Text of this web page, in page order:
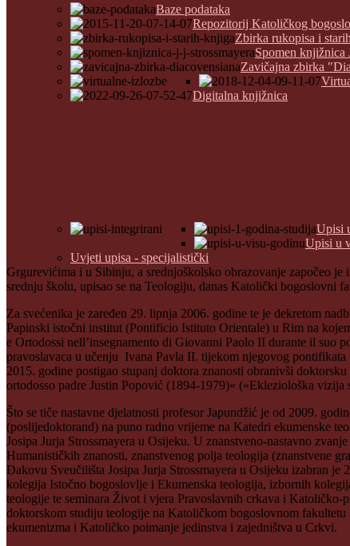
Baze podataka
Repozitorij Katoličkog
Zbirka rukopisa i
Spomen knjižnica
Zavičajna zbirka
Digitalna knjižnica
Upisi
Upisi u
Uvjeti upisa - specijalistički
Grgurevićima i u Sibinju, a srednjoškolsko obrazovanje započeo
srednju školu, upisao se na Teologiju, danas Katolički bogoslovni
Za svećenika je zaređen 29. lipnja 2006. godine te je dekretom
Papinski istočni institut (Pontificio Istituto Orientale) u Rim na
e Ortodossi nell’insegnamento di Giovanni Paolo II durante il
pravoslavaca u učenju Ivana Pavla II. tijekom njegovog
2015. godine postigao stupanj doktora znanosti obranivši
ortodosso padre Justin Popović (1894-1979)« (»Ekleziološka
Što se tiče nastavne djelatnosti profesor Japundžić je od 2009.
(poslijedoktorand) na puno radno vrijeme na Katedri ekumenske
Josipa Jurja Strossmayera u Osijeku. U znanstveno-nastavno
Humanističkih znanosti, znanstvenog polja teologija (znanstvene
Đakovu Sveučilišta Josipa Jurja Strossmayera u Osijeku izabran
kolegija Istočno bogoslovlje i Ekumenska teologija, izbornih
teologije te seminara Život i vjera Pravoslavnih crkava i
doktorskom studiju teologije na Katoličkom bogoslovnom
ekumenizma i Katoličko poimanje jedinstva i zajedništva u Crkvi.